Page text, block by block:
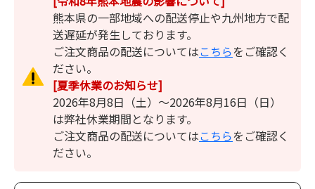
熊本県の一部地域への配送停止や九州地方で配
送遅延が発生しております。
ご注文商品の配送についてはこちらをご確認く
ださい。
[夏季休業のお知らせ]
2026年8月8日（土）～2026年8月16日（日）
は弊社休業期間となります。
ご注文商品の配送についてはこちらをご確認く
ださい。